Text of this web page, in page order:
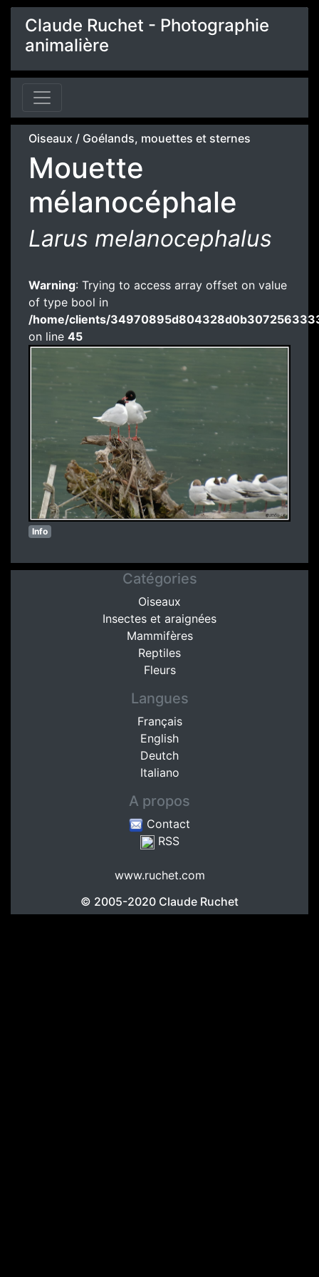
Claude Ruchet - Photographie
animalière
Oiseaux / Goélands, mouettes et sternes
Mouette
mélanocéphale
Larus melanocephalus
Warning: Trying to access array offset on value
of type bool in
/home/clients/
on line 45
Info
Catégories
Oiseaux
Insectes et araignées
Mammifères
Reptiles
Fleurs
Langues
Français
English
Deutch
Italiano
A propos
Contact
RSS
www.ruchet.com
© 2005-2020 Claude Ruchet